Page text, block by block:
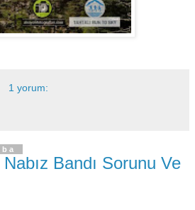
1 yorum:
Bandı Sorunu Ve